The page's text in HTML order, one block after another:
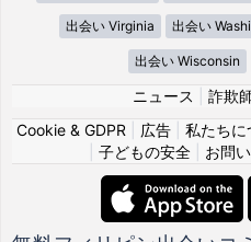
出会い Virginia 出会い
出会い Wisconsin
ニュース 詐欺
Cookie & GDPR
広告 私たちに
子どもの安全| お問